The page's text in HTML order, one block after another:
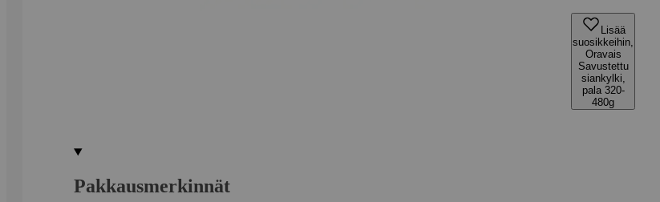
Lisää
suosikkeihin,
Oravais
Savustettu
siankylki,
pala 320-
480g
Pakkausmerkinnät